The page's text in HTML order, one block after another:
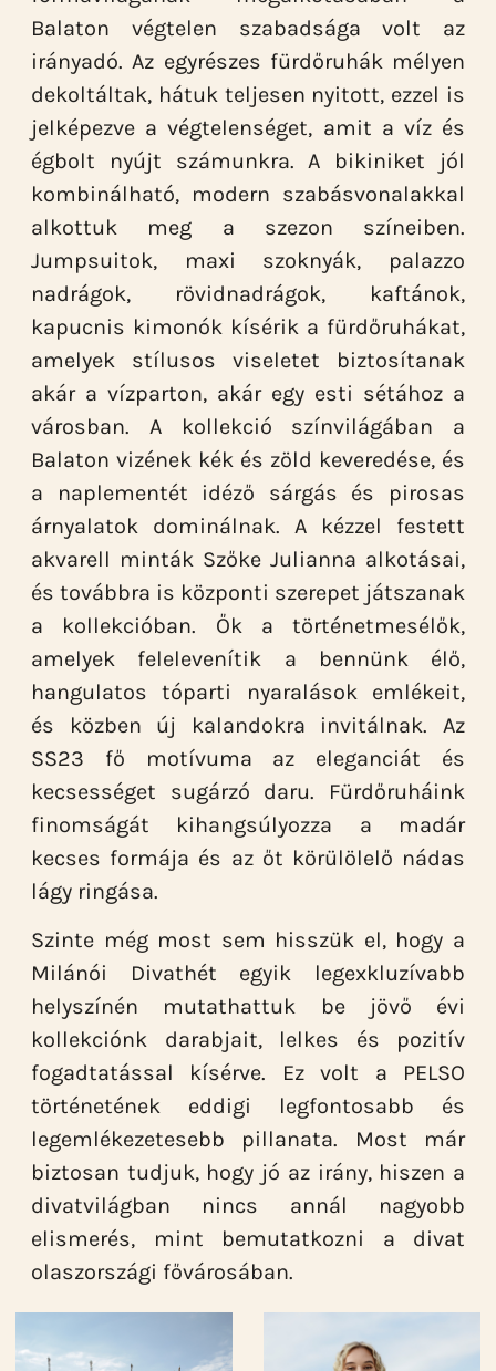
Balaton végtelen szabadsága volt az
irányadó. Az egyrészes fürdőruhák mélyen
dekoltáltak, hátuk teljesen nyitott, ezzel is
jelképezve a végtelenséget, amit a víz és
égbolt nyújt számunkra. A bikiniket jól
kombinálható, modern szabásvonalakkal
alkottuk meg a szezon színeiben.
Jumpsuitok, maxi szoknyák, palazzo
nadrágok, rövidnadrágok, kaftánok,
kapucnis kimonók kísérik a fürdőruhákat,
amelyek stílusos viseletet biztosítanak
akár a vízparton, akár egy esti sétához a
városban. A kollekció színvilágában a
Balaton vizének kék és zöld keveredése, és
a naplementét idéző sárgás és pirosas
árnyalatok dominálnak. A kézzel festett
akvarell minták Szőke Julianna alkotásai,
és továbbra is központi szerepet játszanak
a kollekcióban. Ők a történetmesélők,
amelyek felelevenítik a bennünk élő,
hangulatos tóparti nyaralások emlékeit,
és közben új kalandokra invitálnak. Az
SS23 fő motívuma az eleganciát és
kecsességet sugárzó daru. Fürdőruháink
finomságát kihangsúlyozza a madár
kecses formája és az őt körülölelő nádas
lágy ringása.
Szinte még most sem hisszük el, hogy a
Milánói Divathét egyik legexkluzívabb
helyszínén mutathattuk be jövő évi
kollekciónk darabjait, lelkes és pozitív
fogadtatással kísérve. Ez volt a PELSO
történetének eddigi legfontosabb és
legemlékezetesebb pillanata. Most már
biztosan tudjuk, hogy jó az irány, hiszen a
divatvilágban nincs annál nagyobb
elismerés, mint bemutatkozni a divat
olaszországi fővárosában.